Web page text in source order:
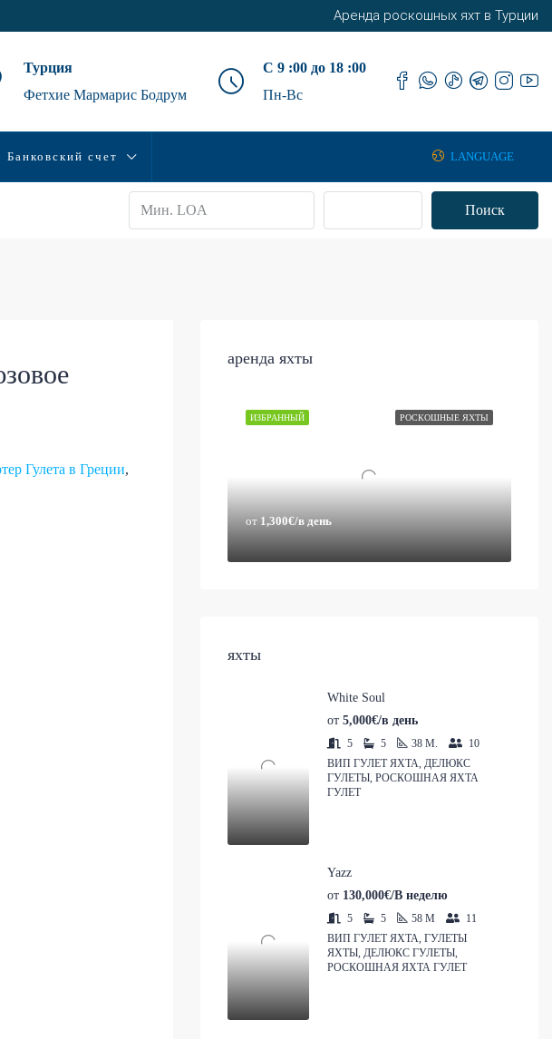
Аренда роскошных яхт в Турции
Турция
Фетхие Мармарис Бодрум
С 9 :00 до 18 :00
Пн-Вс
Банковский счет LANGUAGE
Поиск
Гулета в Греции,
аренда яхты
РОСКОШНЫЕ ЯХТЫ
ИЗБРАННЫЙ
от 1,300€/в день
яхты
White Soul
от 5,000€/в день
5 5 38 M.
10
ВИП ГУЛЕТ ЯХТА, ДЕЛЮКС
ГУЛЕТЫ, РОСКОШНАЯ ЯХТА
ГУЛЕТ
Yazz
от 130,000€/В неделю
5 5 58 M
11
ВИП ГУЛЕТ ЯХТА, ГУЛЕТЫ
ЯХТЫ, ДЕЛЮКС ГУЛЕТЫ,
РОСКОШНАЯ ЯХТА ГУЛЕТ